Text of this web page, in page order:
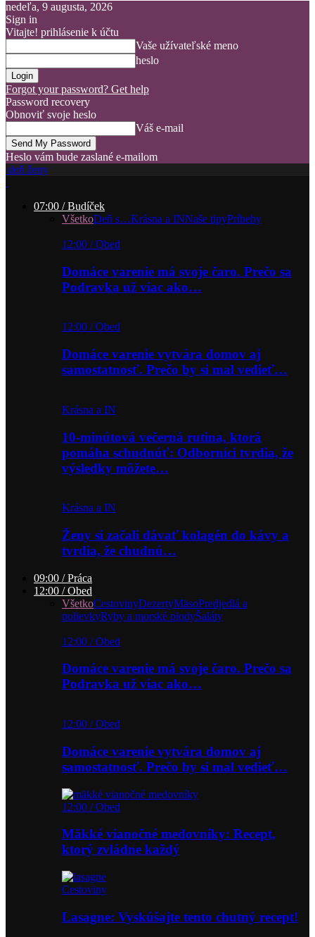
nedeľa, 9 augusta, 2026
Sign in
Vitajte! prihlásenie k účtu
Vaše užívateľské meno
heslo
Forgot your password? Get help
Password recovery
Obnoviť svoje heslo
Váš e-mail
Heslo vám bude zaslané e-mailom
deň ženy
07:00 / Budíček
VšetkoDeň s…Krásna a INNaše tipyPríbehy
12:00 / Obed
Domáce varenie má svoje čaro. Prečo sa
Podravka už viac ako…
12:00 / Obed
Domáce varenie vytvára domov aj
samostatnosť. Prečo by si mal vedieť…
Krásna a IN
10-minútová večerná rutina, ktorá
pomáha schudnúť: Odborníci tvrdia, že
výsledky môžete…
Krásna a IN
Ženy si začali dávať kolagén do kávy a
tvrdia, že chudnú…
09:00 / Práca
12:00 / Obed
VšetkoCestovinyDezertyMäsoPredjedlá a
polievkyRyby a morské plodyŠaláty
12:00 / Obed
Domáce varenie má svoje čaro. Prečo sa
Podravka už viac ako…
12:00 / Obed
Domáce varenie vytvára domov aj
samostatnosť. Prečo by si mal vedieť…
12:00 / Obed
Mäkké vianočné medovníky: Recept,
ktorý zvládne každý
Cestoviny
Lasagne: Vyskúšajte tento chutný recept!